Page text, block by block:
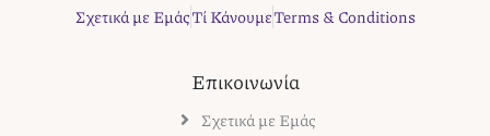
Σχετικά με ΕμάςΤί ΚάνουμεTerms & Conditions
Επικοινωνία
Σχετικά με Εμάς